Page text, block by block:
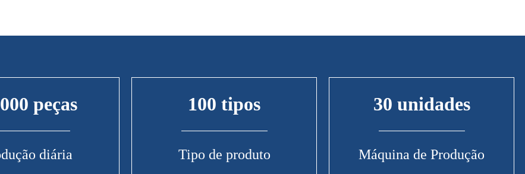
peças
diária
100 tipos
Tipo de produto
30 unidades
Máquina de Produção